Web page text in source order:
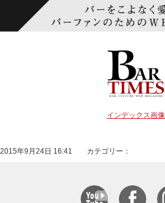
インデックス画像
2015年9月24日 16:41 カテゴリー：